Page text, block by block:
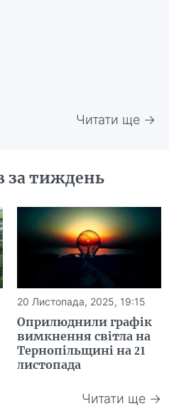
Читати ще →
за тиждень
20 Листопада, 2025, 19:15
Оприлюднили графік
вимкнення світла на
Тернопільщині на 21
листопада
Читати ще →